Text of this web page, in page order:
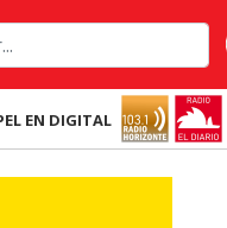
EN DIGITAL